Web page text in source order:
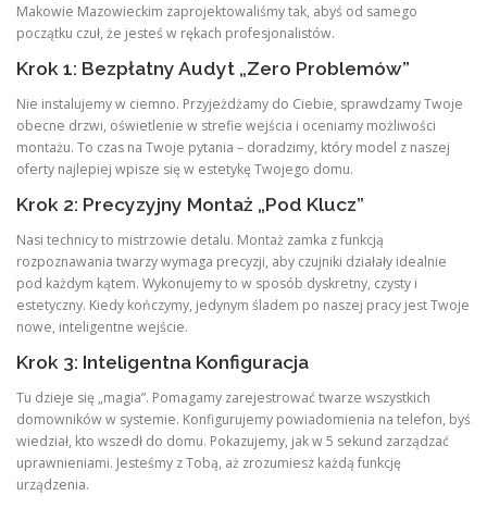
Makowie Mazowieckim zaprojektowaliśmy tak, abyś od samego
początku czuł, że jesteś w rękach profesjonalistów.
Krok 1: Bezpłatny Audyt „Zero Problemów”
Nie instalujemy w ciemno. Przyjeżdżamy do Ciebie, sprawdzamy Twoje
obecne drzwi, oświetlenie w strefie wejścia i oceniamy możliwości
montażu. To czas na Twoje pytania – doradzimy, który model z naszej
oferty najlepiej wpisze się w estetykę Twojego domu.
Krok 2: Precyzyjny Montaż „Pod Klucz”
Nasi technicy to mistrzowie detalu. Montaż zamka z funkcją
rozpoznawania twarzy wymaga precyzji, aby czujniki działały idealnie
pod każdym kątem. Wykonujemy to w sposób dyskretny, czysty i
estetyczny. Kiedy kończymy, jedynym śladem po naszej pracy jest Twoje
nowe, inteligentne wejście.
Krok 3: Inteligentna Konfiguracja
Tu dzieje się „magia”. Pomagamy zarejestrować twarze wszystkich
domowników w systemie. Konfigurujemy powiadomienia na telefon, byś
wiedział, kto wszedł do domu. Pokazujemy, jak w 5 sekund zarządzać
uprawnieniami. Jesteśmy z Tobą, aż zrozumiesz każdą funkcję
urządzenia.